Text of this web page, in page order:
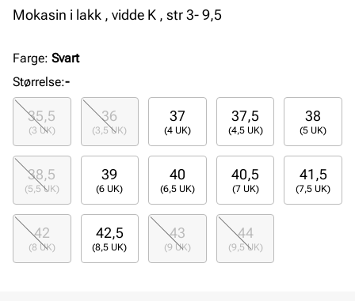
Mokasin i lakk , vidde K , str 3- 9,5
Farge: Svart
Størrelse:-
35,5
(3 UK)
36
(3,5 UK)
37
(4 UK)
37,5
(4,5 UK)
38
(5 UK)
38,5
(5,5 UK)
39
(6 UK)
40
(6,5 UK)
40,5
(7 UK)
41,5
(7,5 UK)
42
(8 UK)
42,5
(8,5 UK)
43
(9 UK)
44
(9,5 UK)